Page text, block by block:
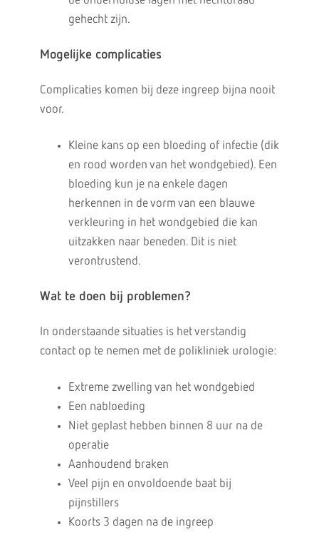
gehecht zijn.
Mogelijke complicaties
Complicaties komen bij deze ingreep bijna nooit
voor.
Kleine kans op een bloeding of infectie (dik
en rood worden van het wondgebied). Een
bloeding kun je na enkele dagen
herkennen in de vorm van een blauwe
verkleuring in het wondgebied die kan
uitzakken naar beneden. Dit is niet
verontrustend.
Wat te doen bij problemen?
In onderstaande situaties is het verstandig
contact op te nemen met de polikliniek urologie:
Extreme zwelling van het wondgebied
Een nabloeding
Niet geplast hebben binnen 8 uur na de
operatie
Aanhoudend braken
Veel pijn en onvoldoende baat bij
pijnstillers
Koorts 3 dagen na de ingreep